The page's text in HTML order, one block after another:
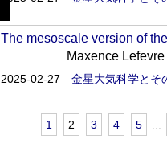
The mesoscale version of
Maxence Lefevre
2025-02-27 金星大気科学とそ
1 2 3 4 5